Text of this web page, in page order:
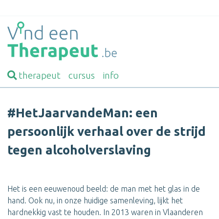
therapeut cursus info
#HetJaarvandeMan: een
persoonlijk verhaal over de strijd
tegen alcoholverslaving
Het is een eeuwenoud beeld: de man met het glas in de
hand. Ook nu, in onze huidige samenleving, lijkt het
hardnekkig vast te houden. In 2013 waren in Vlaanderen